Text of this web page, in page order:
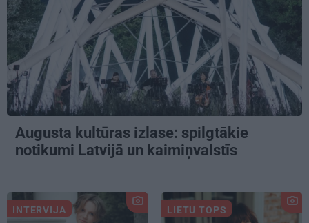
Augusta kultūras izlase: spilgtākie
notikumi Latvijā un kaimiņvalstīs
INTERVIJA LIETU TOPS